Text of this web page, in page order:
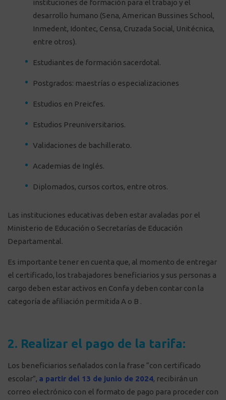
instituciones de formación para el trabajo y el
desarrollo humano (Sena, American Bussines School,
Inmedent, Idontec, Censa, Cruzada Social, Unitécnica,
entre otros).
Estudiantes de formación sacerdotal.
Postgrados: maestrías o especializaciones
Estudios en Preicfes.
Estudios Preuniversitarios.
Validaciones de bachillerato.
Academias de Inglés.
Diplomados, cursos cortos, entre otros.
Las instituciones educativas deben estar avaladas por el
Ministerio de Educación o Secretarías de Educación
Departamental.
Es importante tener en cuenta que, al momento de entregar
el certificado, los trabajadores beneficiarios y sus personas a
cargo deben estar activos en Confa y deben contar con la
categoría de afiliación permitida A o B .
2. Realizar el pago de la tarifa:
Los beneficiarios señalados con la frase “con certificado
escolar”, a partir del 13 de junio de 2024, recibirán un
correo electrónico con el formato de pago para proceder con